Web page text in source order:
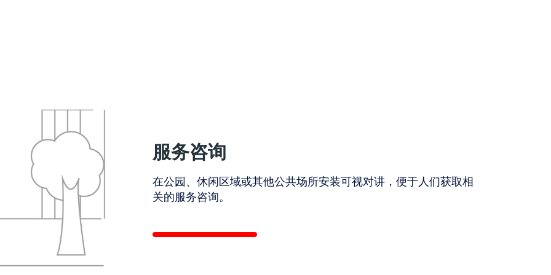
服务咨询
在公园、休闲区域或其他公共场所安装可视对讲，便于人们获取相
关的服务咨询。